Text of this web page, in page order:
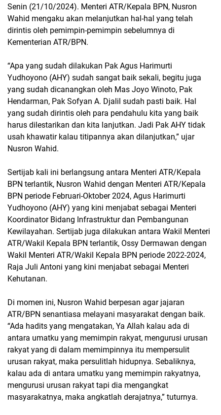
Senin (21/10/2024). Menteri ATR/Kepala BPN, Nusron
Wahid mengaku akan melanjutkan hal-hal yang telah
dirintis oleh pemimpin-pemimpin sebelumnya di
Kementerian ATR/BPN.
“Apa yang sudah dilakukan Pak Agus Harimurti
Yudhoyono (AHY) sudah sangat baik sekali, begitu juga
yang sudah dicanangkan oleh Mas Joyo Winoto, Pak
Hendarman, Pak Sofyan A. Djalil sudah pasti baik. Hal
yang sudah dirintis oleh para pendahulu kita yang baik
harus dilestarikan dan kita lanjutkan. Jadi Pak AHY tidak
usah khawatir kalau titipannya akan dilanjutkan,” ujar
Nusron Wahid.
Sertijab kali ini berlangsung antara Menteri ATR/Kepala
BPN terlantik, Nusron Wahid dengan Menteri ATR/Kepala
BPN periode Februari-Oktober 2024, Agus Harimurti
Yudhoyono (AHY) yang kini menjabat sebagai Menteri
Koordinator Bidang Infrastruktur dan Pembangunan
Kewilayahan. Sertijab juga dilakukan antara Wakil Menteri
ATR/Wakil Kepala BPN terlantik, Ossy Dermawan dengan
Wakil Menteri ATR/Wakil Kepala BPN periode 2022-2024,
Raja Juli Antoni yang kini menjabat sebagai Menteri
Kehutanan.
Di momen ini, Nusron Wahid berpesan agar jajaran
ATR/BPN senantiasa melayani masyarakat dengan baik.
“Ada hadits yang mengatakan, Ya Allah kalau ada di
antara umatku yang memimpin rakyat, mengurusi urusan
rakyat yang di dalam memimpinnya itu mempersulit
urusan rakyat, maka persulitlah hidupnya. Sebaliknya,
kalau ada di antara umatku yang memimpin rakyatnya,
mengurusi urusan rakyat tapi dia mengangkat
masyarakatnya, maka angkatlah derajatnya,” tuturnya.